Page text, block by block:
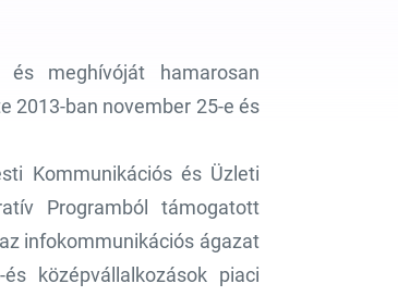
meghívóját hamarosan
2013-ban november 25-e és
Kommunikációs és Üzleti
Programból támogatott
infokommunikációs ágazat
középvállalkozások piaci